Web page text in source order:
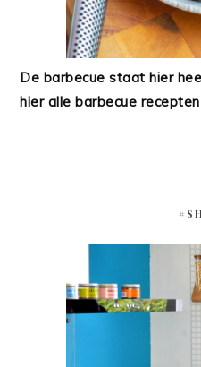
De barbecue staat hier
hier alle barbecue